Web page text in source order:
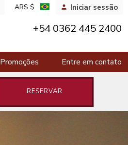
ARS $ Iniciar sessão
+54 0362 445 2400
Promoções
Entre em contato
RESERVAR